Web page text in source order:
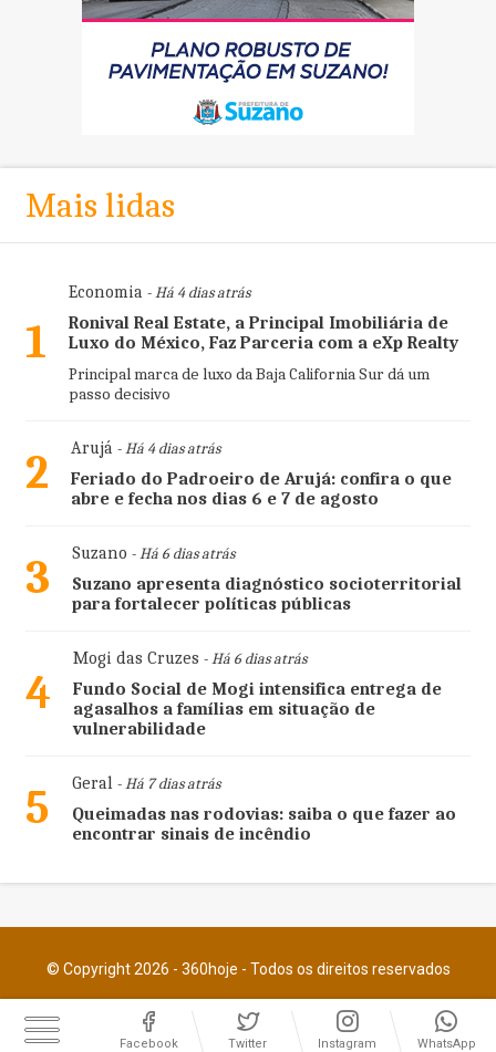
Facebook Twitter Instagram WhatsApp
Mais lidas
1
Economia- Há 4 dias atrás
Ronival Real Estate, a Principal Imobiliária de
Luxo do México, Faz Parceria com a eXp Realty
Principal marca de luxo da Baja California Sur dá um
passo decisivo
2 Arujá- Há 4 dias atrás
Feriado do Padroeiro de Arujá: confira o que
abre e fecha nos dias 6 e 7 de agosto
3 Suzano - Há 6 dias atrás
Suzano apresenta diagnóstico socioterritorial
para fortalecer políticas públicas
4
Mogi das Cruzes - Há 6 dias atrás
Fundo Social de Mogi intensifica entrega de
agasalhos a famílias em situação de
vulnerabilidade
5 Geral- Há 7 dias atrás
Queimadas nas rodovias: saiba o que fazer ao
encontrar sinais de incêndio
© Copyright 2026 - 360hoje - Todos os direitos reservados